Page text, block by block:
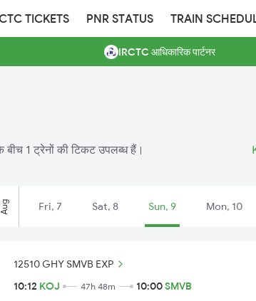
TICKETS PNR STATUS TRAIN
IRCTC आधिकारिक पार्टनर
1 ट्रेनों की टिकट उपलब्ध हैं।
Aug Fri, 7 Sat, 8 Sun, 9 Mon, 10
12510 GHY SMVB EXP
10:12 KOJ 47h 48m 10:00SMVB